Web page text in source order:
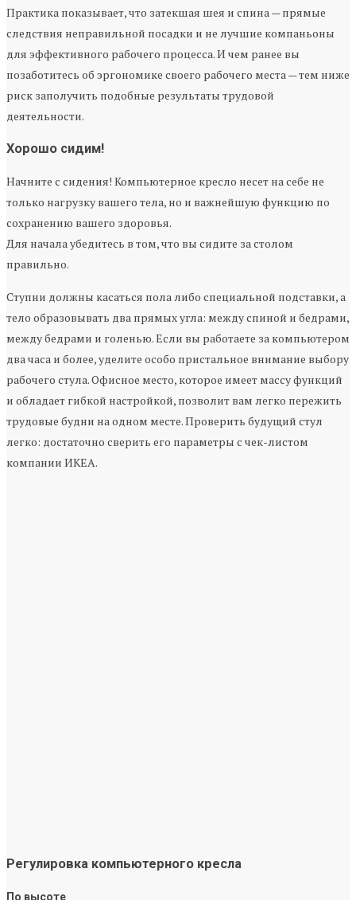
Практика показывает, что затекшая шея и спина — прямые
следствия неправильной посадки и не лучшие компаньоны
для эффективного рабочего процесса. И чем ранее вы
позаботитесь об эргономике своего рабочего места — тем ниже
риск заполучить подобные результаты трудовой
деятельности.
Хорошо сидим!
Начните с сидения! Компьютерное кресло несет на себе не
только нагрузку вашего тела, но и важнейшую функцию по
сохранению вашего здоровья.
Для начала убедитесь в том, что вы сидите за столом
правильно.
Ступни должны касаться пола либо специальной подставки, а
тело образовывать два прямых угла: между спиной и бедрами,
между бедрами и голенью. Если вы работаете за компьютером
два часа и более, уделите особо пристальное внимание выбору
рабочего стула. Офисное место, которое имеет массу функций
и обладает гибкой настройкой, позволит вам легко пережить
трудовые будни на одном месте. Проверить будущий стул
легко: достаточно сверить его параметры с чек-листом
компании ИКЕА.
Регулировка компьютерного кресла
По высоте